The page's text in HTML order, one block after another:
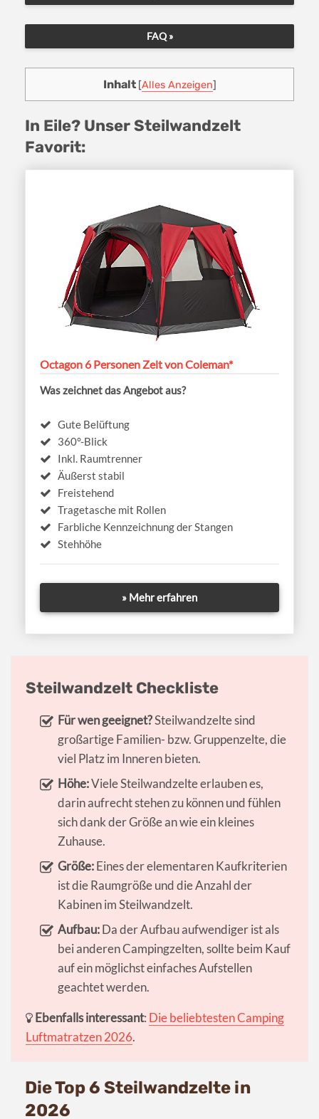
FAQ »
Inhalt [Alles Anzeigen]
In Eile? Unser Steilwandzelt
Favorit:
Octagon 6 Personen Zelt von Coleman*
Was zeichnet das Angebot aus?
Gute Belüftung
360°-Blick
Inkl. Raumtrenner
Äußerst stabil
Freistehend
Tragetasche mit Rollen
Farbliche Kennzeichnung der Stangen
Stehhöhe
» Mehr erfahren
Steilwandzelt Checkliste
Für wen geeignet?Steilwandzelte sind
großartige Familien- bzw. Gruppenzelte, die
viel Platz im Inneren bieten.
Höhe:Viele Steilwandzelte erlauben es,
darin aufrecht stehen zu können und fühlen
sich dank der Größe an wie ein kleines
Zuhause.
Größe:Eines der elementaren Kaufkriterien
ist die Raumgröße und die Anzahl der
Kabinen im Steilwandzelt.
Aufbau:Da der Aufbau aufwendiger ist als
bei anderen Campingzelten, sollte beim Kauf
auf ein möglichst einfaches Aufstellen
geachtet werden.
Ebenfalls interessant: Die beliebtesten Camping
Luftmatratzen 2026.
Die Top 6 Steilwandzelte in
2026